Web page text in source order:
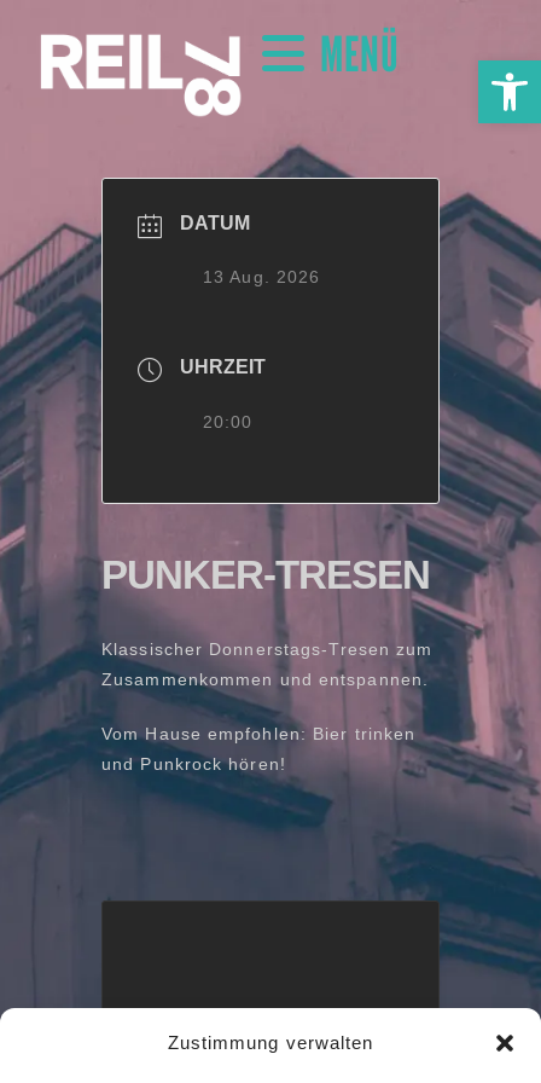
Zustimmung verwalten
MENÜ
DATUM
13 Aug. 2026
UHRZEIT
20:00
PUNKER-TRESEN
Klassischer Donnerstags-Tresen zum
Zusammenkommen und entspannen.
Vom Hause empfohlen: Bier trinken
und Punkrock hören!